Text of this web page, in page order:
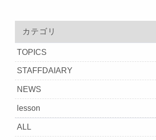
カテゴリ
TOPICS
STAFFDAIARY
NEWS
lesson
ALL